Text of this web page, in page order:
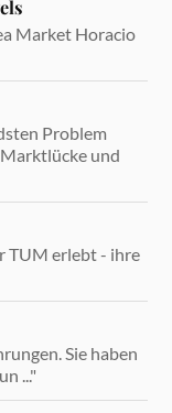
Market Horacio
Problem
und
TUM erlebt - ihre
Sie haben
..."